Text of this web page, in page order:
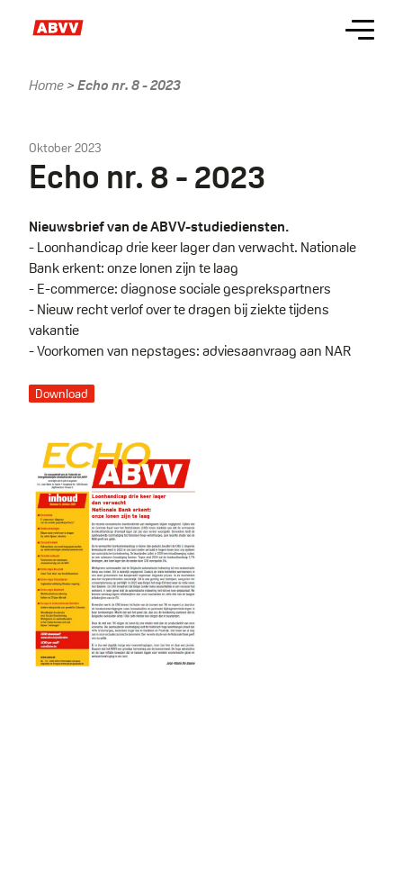
Menu
Home Echo nr. 8 - 2023
Oktober 2023
Echo nr. 8 - 2023
Nieuwsbrief van de ABVV-studiediensten.
- Loonhandicap drie keer lager dan verwacht. Nationale
Bank erkent: onze lonen zijn te laag
- E-commerce: diagnose sociale gesprekspartners
- Nieuw recht verlof over te dragen bij ziekte tijdens
vakantie
- Voorkomen van nepstages: adviesaanvraag aan NAR
Download